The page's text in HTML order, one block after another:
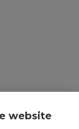
website